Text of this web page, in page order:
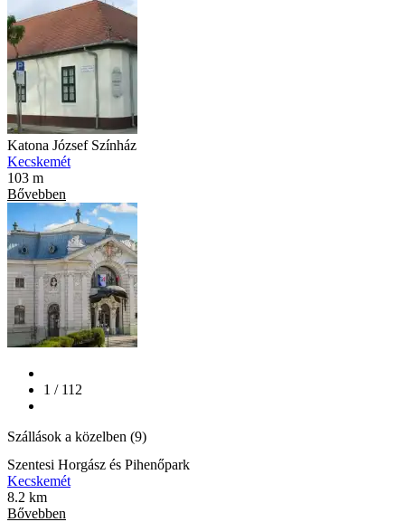
Katona József Színház
Kecskemét
103 m
Bővebben
1 / 112
Szállások a közelben (9)
Szentesi Horgász és Pihenőpark
Kecskemét
8.2 km
Bővebben